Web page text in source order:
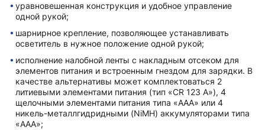
уравновешенная конструкция и удобное управление
одной рукой;
шарнирное крепление, позволяющее устанавливать
осветитель в нужное положение одной рукой;
исполнение налобной ленты с накладным отсеком для
элементов питания и встроенным гнездом для зарядки. В
качестве альтернативы может комплектоваться 2
литиевыми элементами питания (тип «CR 123 A»), 4
щелочными элементами питания типа «AAA» или 4
никель-металлгидридными (NiMH) аккумуляторами типа
«AAA»;